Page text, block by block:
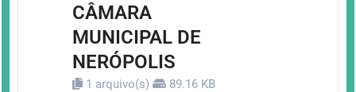
CÂMARA
MUNICIPAL DE
NERÓPOLIS
1 arquivo(s) 89.16 KB